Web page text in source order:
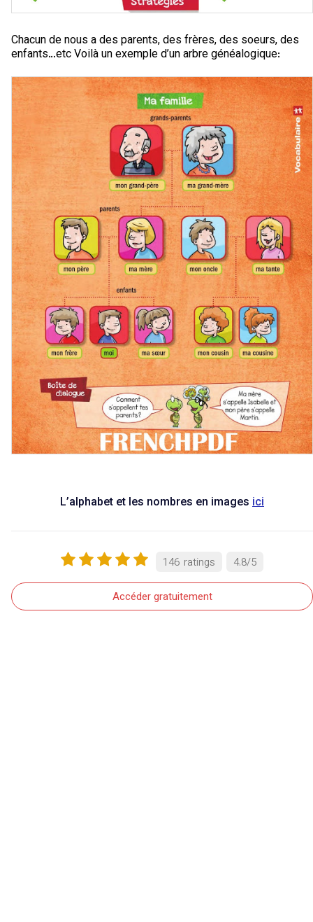
Chacun de nous a des parents, des frères, des soeurs, des
enfants…etc Voilà un exemple d’un arbre généalogique:
L’alphabet et les nombres en images ici
Accéder gratuitement
4.8/5
146 ratings